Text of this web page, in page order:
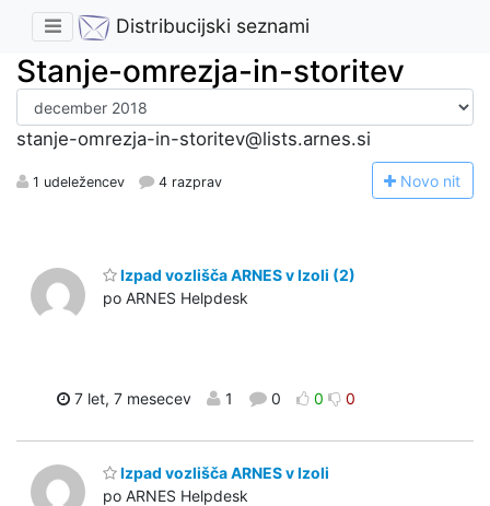
Distribucijski seznami
Stanje-omrezja-in-storitev
stanje-omrezja-in-storitev@lists.arnes.si
1 udeležencev 4 razprav Novo nit
Izpad vozlišča ARNES v Izoli (2)
po ARNES Helpdesk
7 let, 7 mesecev 1 0 0 0
Izpad vozlišča ARNES v Izoli
po ARNES Helpdesk